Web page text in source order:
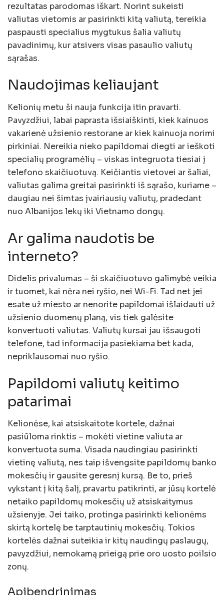
rezultatas parodomas iškart. Norint sukeisti
valiutas vietomis ar pasirinkti kitą valiutą, tereikia
paspausti specialius mygtukus šalia valiutų
pavadinimų, kur atsivers visas pasaulio valiutų
sąrašas.
Naudojimas keliaujant
Kelionių metu ši nauja funkcija itin pravarti.
Pavyzdžiui, labai paprasta išsiaiškinti, kiek kainuos
vakarienė užsienio restorane ar kiek kainuoja norimi
pirkiniai. Nereikia nieko papildomai diegti ar ieškoti
specialių programėlių – viskas integruota tiesiai į
telefono skaičiuotuvą. Keičiantis vietovei ar šaliai,
valiutas galima greitai pasirinkti iš sąrašo, kuriame –
daugiau nei šimtas įvairiausių valiutų, pradedant
nuo Albanijos lekų iki Vietnamo dongų.
Ar galima naudotis be
interneto?
Didelis privalumas – ši skaičiuotuvo galimybė veikia
ir tuomet, kai nėra nei ryšio, nei Wi-Fi. Tad net jei
esate už miesto ar nenorite papildomai išlaidauti už
užsienio duomenų planą, vis tiek galėsite
konvertuoti valiutas. Valiutų kursai jau išsaugoti
telefone, tad informacija pasiekiama bet kada,
nepriklausomai nuo ryšio.
Papildomi valiutų keitimo
patarimai
Kelionėse, kai atsiskaitote kortele, dažnai
pasiūloma rinktis – mokėti vietine valiuta ar
konvertuota suma. Visada naudingiau pasirinkti
vietinę valiutą, nes taip išvengsite papildomų banko
mokesčių ir gausite geresnį kursą. Be to, prieš
vykstant į kitą šalį, pravartu patikrinti, ar jūsų kortelė
netaiko papildomų mokesčių už atsiskaitymus
užsienyje. Jei taiko, protinga pasirinkti kelionėms
skirtą kortelę be tarptautinių mokesčių. Tokios
kortelės dažnai suteikia ir kitų naudingų paslaugų,
pavyzdžiui, nemokamą prieigą prie oro uosto poilsio
zonų.
Apibendrinimas